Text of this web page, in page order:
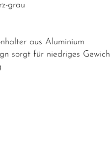
grau
aus Aluminium
sorgt für niedriges